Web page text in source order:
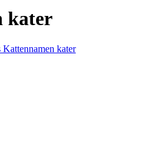
kater
Kattennamen kater